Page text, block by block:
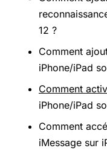
12 ?
Comment
iPhone/iPad
Comment
iPhone/iPad
Comment
iMessage sur